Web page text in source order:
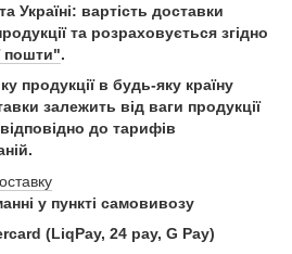
Україні: вартість доставки
та розраховується згідно
пошти".
продукції в будь-яку країну
залежить від ваги продукції
до тарифів
у пункті самовивозу
(LiqPay, 24 pay, G Pay)